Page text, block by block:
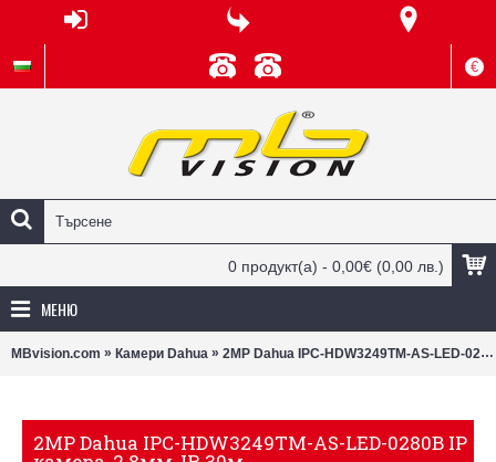
€
0 продукт(а) - 0,00€ (0,00 лв.)
МЕНЮ
MBvision.com » Камери Dahua » 2MP Dahua IPC-HDW3249TM-AS-LED-0280B IP камера, 2.8мм, IR 30м
2MP Dahua IPC-HDW3249TM-AS-LED-0280B IP